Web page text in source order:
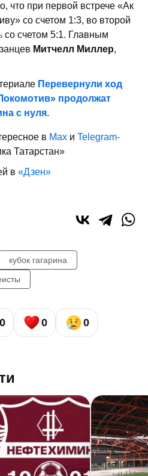
что при первой встрече «Ак
со счетом 1:3, во второй
со счетом 5:1. Главным
Митчелл Миллер,
Перевернули ход
продолжат
с нуля.
в Max и Telegram-
Татарстан»
в «Дзен»
кубок гагарина
0 0 0